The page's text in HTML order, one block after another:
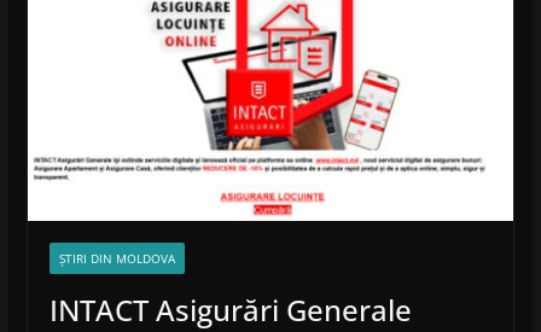
ȘTIRI DIN MOLDOVA
INTACT Asigurări Generale